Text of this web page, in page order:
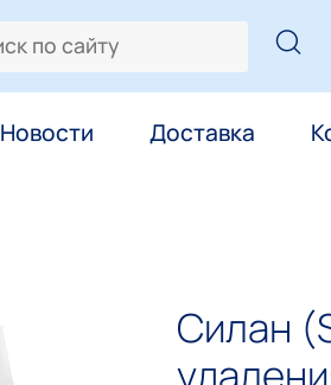
Новости Доставка
Силан